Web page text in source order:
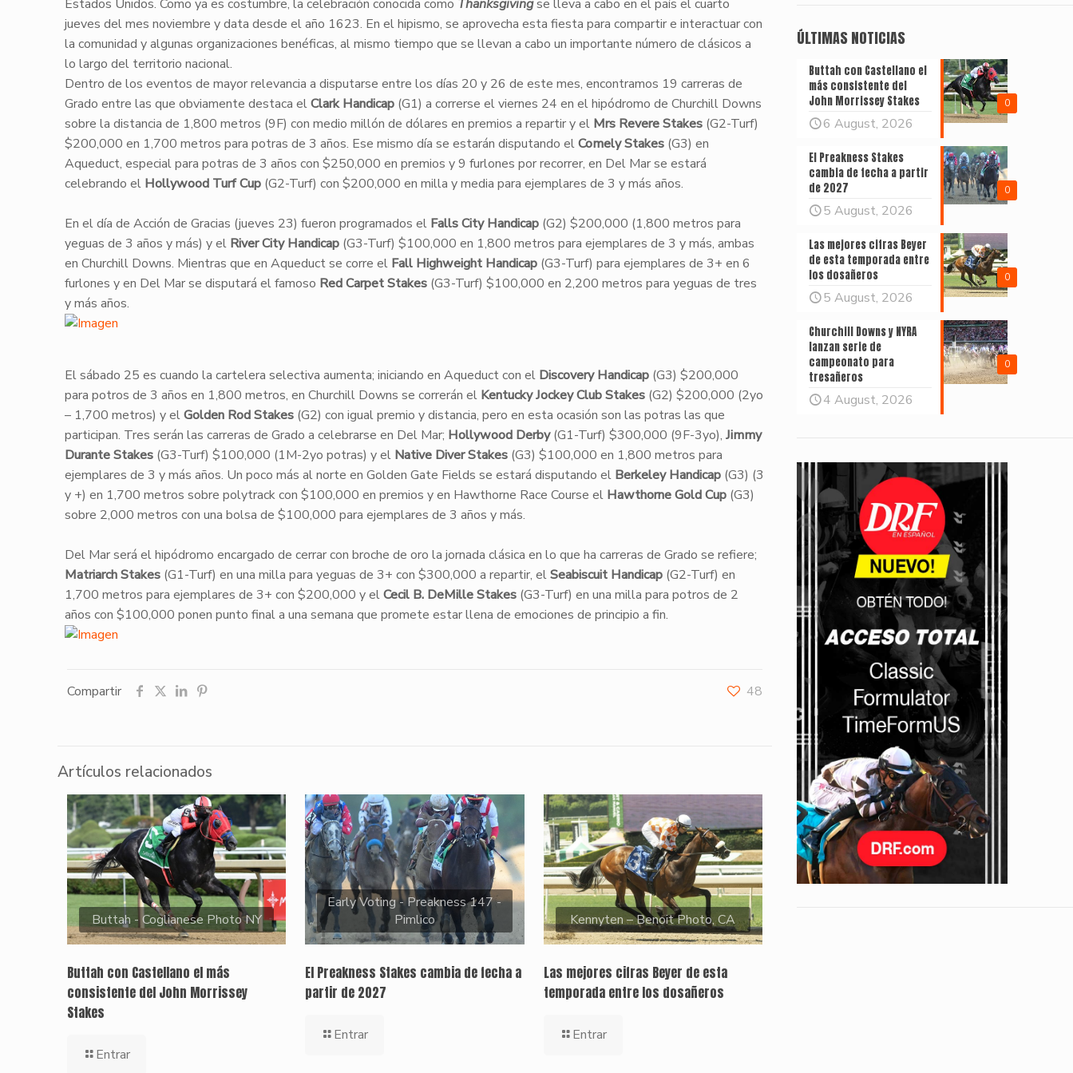
Estados Unidos. Como ya es costumbre, la celebración conocida como Thanksgivingse lleva a cabo en el país el cuarto
jueves del mes noviembre y data desde el año 1623. En el hipismo, se aprovecha esta fiesta para compartir e interactuar con
la comunidad y algunas organizaciones benéficas, al mismo tiempo que se llevan a cabo un importante número de clásicos a
lo largo del territorio nacional.
Dentro de los eventos de mayor relevancia a disputarse entre los días 20 y 26 de este mes, encontramos 19 carreras de
Grado entre las que obviamente destaca elClark Handicap(G1) a correrse el viernes 24 en el hipódromo de Churchill Downs
sobre la distancia de 1,800 metros (9F) con medio millón de dólares en premios a repartir y el Mrs Revere Stakes(G2-Turf)
$200,000 en 1,700 metros para potras de 3 años. Ese mismo día se estarán disputando elComely Stakes(G3) en
Aqueduct, especial para potras de 3 años con $250,000 en premios y 9 furlones por recorrer, en Del Mar se estará
celebrando el Hollywood Turf Cup(G2-Turf) con $200,000 en milla y media para ejemplares de 3 y más años.
En el día de Acción de Gracias (jueves 23) fueron programados el Falls City Handicap(G2) $200,000 (1,800 metros para
yeguas de 3 años y más) y el River City Handicap(G3-Turf) $100,000 en 1,800 metros para ejemplares de 3 y más, ambas
en Churchill Downs. Mientras que en Aqueduct se corre el Fall Highweight Handicap(G3-Turf) para ejemplares de 3+ en 6
furlones y en Del Mar se disputará el famoso Red Carpet Stakes(G3-Turf) $100,000 en 2,200 metros para yeguas de tres
y más años.
​​El sábado 25 es cuando la cartelera selectiva aumenta; iniciando en Aqueduct con el Discovery Handicap(G3) $200,000
para potros de 3 años en 1,800 metros, en Churchill Downs se correrán el Kentucky Jockey Club Stakes(G2) $200,000 (2yo
– 1,700 metros) y elGolden Rod Stakes(G2) con igual premio y distancia, pero en esta ocasión son las potras las que
participan. Tres serán las carreras de Grado a celebrarse en Del Mar; Hollywood Derby(G1-Turf) $300,000 (9F-3yo), Jimmy
Durante Stakes (G3-Turf) $100,000 (1M-2yo potras) y el Native Diver Stakes(G3) $100,000 en 1,800 metros para
ejemplares de 3 y más años. Un poco más al norte en Golden Gate Fields se estará disputando el Berkeley Handicap(G3) (3
y +) en 1,700 metros sobre polytrack con $100,000 en premios y en Hawthorne Race Course el Hawthorne Gold Cup(G3)
sobre 2,000 metros con una bolsa de $100,000 para ejemplares de 3 años y más.
Del Mar será el hipódromo encargado de cerrar con broche de oro la jornada clásica en lo que ha carreras de Grado se refiere;
Matriarch Stakes(G1-Turf) en una milla para yeguas de 3+ con $300,000 a repartir, elSeabiscuit Handicap(G2-Turf) en
1,700 metros para ejemplares de 3+ con $200,000 y elCecil B. DeMille Stakes(G3-Turf) en una milla para potros de 2
años con $100,000 ponen punto final a una semana que promete estar llena de emociones de principio a fin.
Compartir 48
Artículos relacionados
Buttah - Coglianese Photo NY
Buttah con Castellano el más
consistente del John Morrissey
Stakes
Entrar
Early Voting - Preakness 147 -
Pimlico
El Preakness Stakes cambia de fecha a
partir de 2027
Entrar
Kennyten – Benoit Photo, CA
Las mejores cifras Beyer de esta
temporada entre los dosañeros
Entrar
ÚLTIMAS NOTICIAS
0
Buttah con Castellano el
más consistente del
John Morrissey Stakes
6 August, 2026
0
El Preakness Stakes
cambia de fecha a partir
de 2027
5 August, 2026
0
Las mejores cifras Beyer
de esta temporada entre
los dosañeros
5 August, 2026
0
Churchill Downs y NYRA
lanzan serie de
campeonato para
tresañeros
4 August, 2026